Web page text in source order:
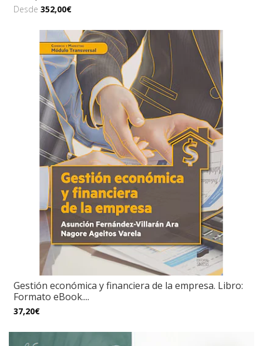
Desde 352,00€
Gestión económica y financiera de la empresa. Libro:
Formato eBook....
37,20€